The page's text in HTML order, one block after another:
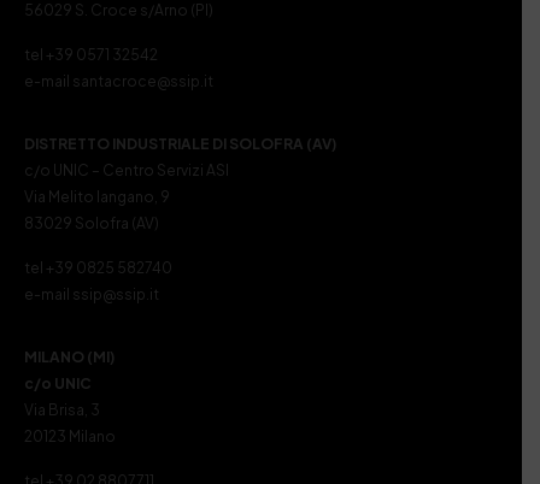
56029 S. Croce s/Arno (PI)
tel +39 0571 32542
e-mail santacroce@ssip.it
DISTRETTO INDUSTRIALE DI SOLOFRA (AV)
c/o UNIC – Centro Servizi ASI
Via Melito Iangano, 9
83029 Solofra (AV)
tel +39 0825 582740
e-mail ssip@ssip.it
MILANO (MI)
c/o UNIC
Via Brisa, 3
20123 Milano